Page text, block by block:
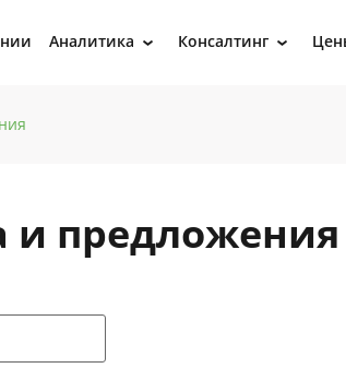
Аналитика › Консалтинг ›
и предложения